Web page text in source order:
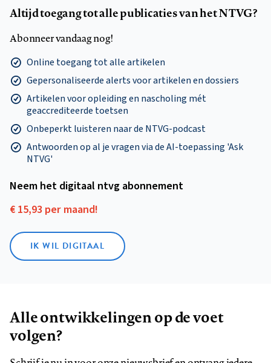
Altijd toegang tot alle publicaties van het NTVG?
Abonneer vandaag nog!
Online toegang tot alle artikelen
Gepersonaliseerde alerts voor artikelen en dossiers
Artikelen voor opleiding en nascholing mét
geaccrediteerde toetsen
Onbeperkt luisteren naar de NTVG-podcast
Antwoorden op al je vragen via de AI-toepassing 'Ask
NTVG'
Neem het digitaal ntvg abonnement
€ 15,93 per maand!
IK WIL DIGITAAL
Alle ontwikkelingen op de voet
volgen?